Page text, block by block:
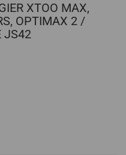
XTOO MAX,
OPTIMAX 2 /
JS42